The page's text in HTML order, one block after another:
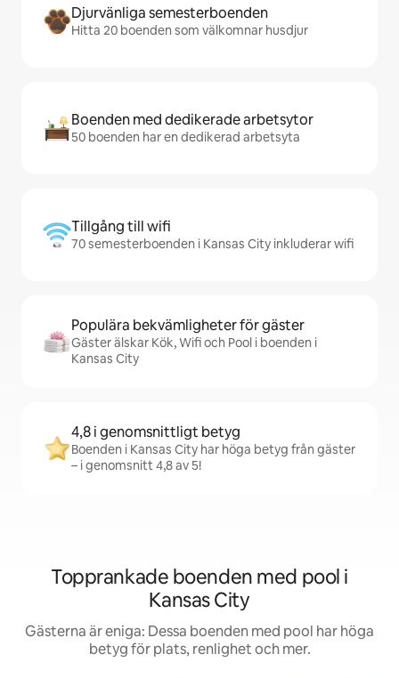
Djurvänliga semesterboenden
Hitta 20 boenden som välkomnar husdjur
Boenden med dedikerade arbetsytor
50 boenden har en dedikerad arbetsyta
Tillgång till wifi
70 semesterboenden i Kansas City inkluderar wifi
Populära bekvämligheter för gäster
Gäster älskar Kök, Wifi och Pool i boenden i
Kansas City
4,8 i genomsnittligt betyg
Boenden i Kansas City har höga betyg från gäster
– i genomsnitt 4,8 av 5!
Topprankade boenden med pool i
Kansas City
Gästerna är eniga: Dessa boenden med pool har höga
betyg för plats, renlighet och mer.